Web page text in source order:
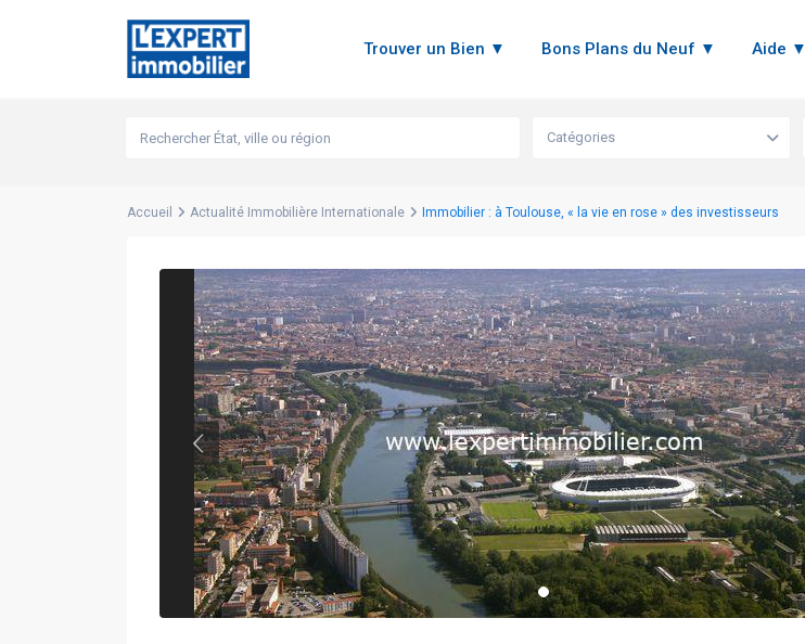
Trouver un Bien ▼ Bons Plans du Neuf ▼ Aide ▼
Catégories
Accueil Actualité Immobilière Internationale Immobilier : à Toulouse, « la vie en rose » des investisseurs